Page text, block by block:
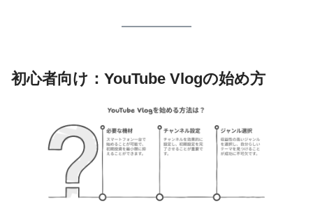
初心者向け：YouTube Vlogの始め方